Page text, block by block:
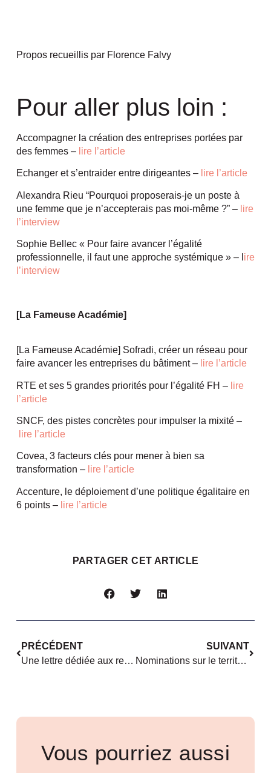
Propos recueillis par Florence Falvy
Pour aller plus loin :
Accompagner la création des entreprises portées par
des femmes – lire l’article
Echanger et s’entraider entre dirigeantes – lire l’article
Alexandra Rieu “Pourquoi proposerais-je un poste à
une femme que je n’accepterais pas moi-même ?” – lire
l’interview
Sophie Bellec « Pour faire avancer l’égalité
professionnelle, il faut une approche systémique » – l ire
l’interview
[La Fameuse Académie]
[La Fameuse Académie] Sofradi, créer un réseau pour
faire avancer les entreprises du bâtiment – lire l’article
RTE et ses 5 grandes priorités pour l’égalité FH – lire
l’article
SNCF, des pistes concrètes pour impulser la mixité –
lire l’article
Covea, 3 facteurs clés pour mener à bien sa
transformation – lire l’article
Accenture, le déploiement d’une politique égalitaire en
6 points – lire l’article
PARTAGER CET ARTICLE
PRÉCÉDENT
Une lettre dédiée aux recherches sur le genre à Nantes Université
SUIVANT
Nominations sur le territoire : juin 2022
Vous pourriez aussi